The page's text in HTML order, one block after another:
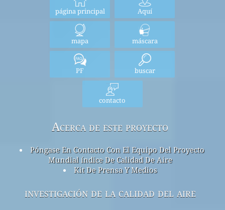
página principal Aquí
mapa máscara
PF buscar
contacto
Acerca de este proyecto
Póngase En Contacto Con El Equipo Del Proyecto
Mundial índice De Calidad De Aire
Kit De Prensa Y Medios
investigación de la calidad del aire